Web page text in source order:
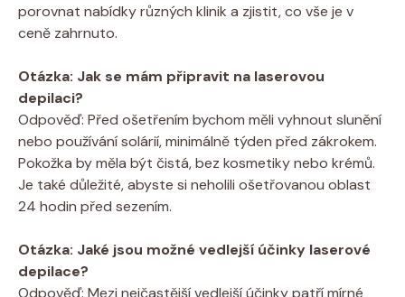
porovnat nabídky různých klinik a zjistit, co vše je v
ceně zahrnuto.
Otázka: Jak se mám připravit na laserovou
depilaci?
Odpověď: Před ošetřením bychom měli vyhnout slunění
nebo používání solárií, minimálně týden před zákrokem.
Pokožka by měla být čistá, bez kosmetiky nebo krémů.
Je také důležité, abyste si neholili ošetřovanou oblast
24 hodin před sezením.
Otázka: Jaké jsou možné vedlejší účinky laserové
depilace?
Odpověď: Mezi nejčastější vedlejší účinky patří mírné